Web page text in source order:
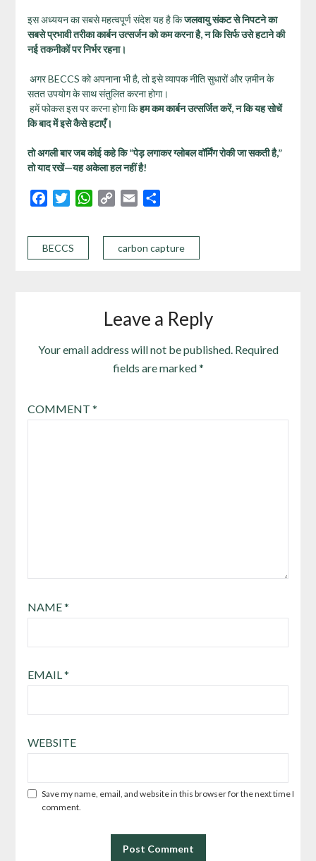
इस अध्ययन का सबसे महत्वपूर्ण संदेश यह है किजलवायु संकट से निपटने का
सबसे प्रभावी तरीका कार्बन उत्सर्जन को कम करना है,न कि सिर्फ उसे हटाने की
नई तकनीकों पर निर्भर रहना।
अगर BECCS को अपनाना भी है, तो इसे व्यापक नीति सुधारों और ज़मीन के
सतत उपयोग के साथ संतुलित करना होगा।
हमें फोकस इस पर करना होगा किहम कम कार्बन उत्सर्जित करें,न कि यह सोचें
कि बाद में इसे कैसे हटाएँ।
तो अगली बार जब कोई कहे कि “पेड़ लगाकर ग्लोबल वॉर्मिंग रोकी जा सकती है,”
तो याद रखें—यह अकेला हल नहीं है!
FacebookTwitterWhatsApp
Copy
Email
BECCS carbon capture
Leave a Reply
Your email address will not be published. Required
fields are marked*
COMMENT *
NAME*
EMAIL *
WEBSITE
Save my name, email, and website in this browser for the next time I
comment.